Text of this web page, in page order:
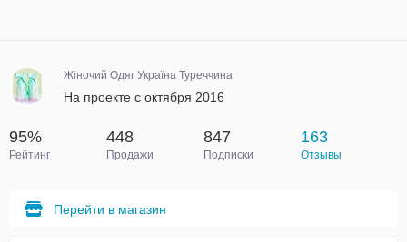
Жіночий Одяг Україна Туреччина
На проекте с октября 2016
95%
Рейтинг
448
Продажи
847
Подписки
163
Отзывы
Перейти в магазин